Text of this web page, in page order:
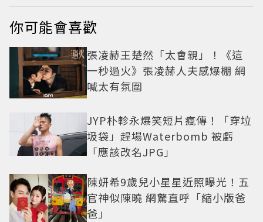
你可能會喜歡
張凌赫王楚然「太會親」！《這
一秒過火》張凌赫人夫感爆棚 網
喊太有氛圍
JYP朴軫永爆笑短片瘋傳！「穿垃
圾袋」趕場Waterbomb 被虧
「應該改名JPG」
陳妍希9歲兒小星星近照曝光！五
官神似陳曉 網驚直呼「縮小版爸
爸」